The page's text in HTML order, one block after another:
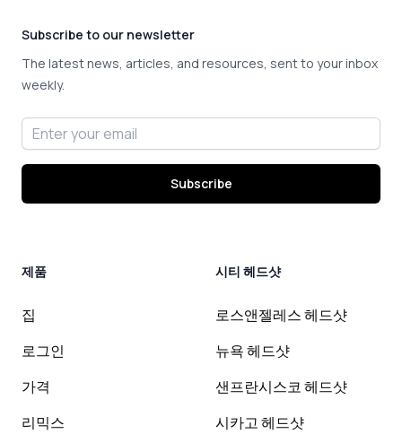
Subscribe to our newsletter
The latest news, articles, and resources, sent to your inbox
weekly.
Email address
Subscribe
제품
집
로그인
가격
리믹스
시티 헤드샷
로스앤젤레스 헤드샷
뉴욕 헤드샷
샌프란시스코 헤드샷
시카고 헤드샷